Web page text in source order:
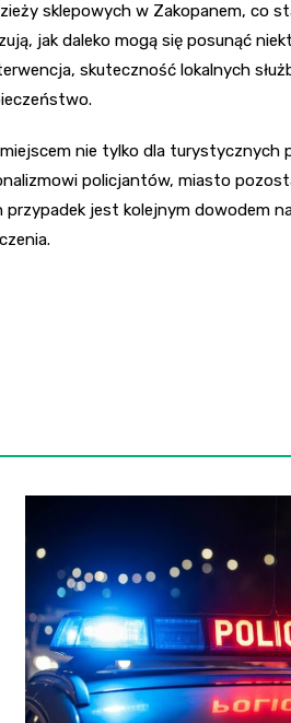
sklepowych w Zakopanem, co
jak daleko mogą się posunąć
skuteczność lokalnych
nie tylko dla turystycznych
policjantów, miasto
jest kolejnym dowodem